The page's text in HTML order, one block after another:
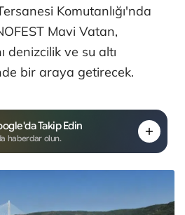
Komutanlığı'nda
Mavi Vatan,
denizcilik ve su altı
bir araya getirecek.
Takip Edin
haberdar olun.